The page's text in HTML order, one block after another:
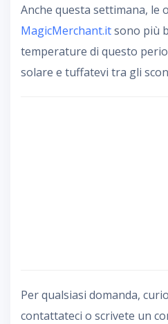
Anche questa settimana, le
MagicMerchant.itsono più
temperature di questo
solare e tuffatevi tra gli
Per qualsiasi domanda,
contattateci o scrivete un